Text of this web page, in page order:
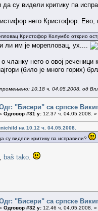
су видели критику па
него Кристофор. Ево,
Кристофор Колумбо открио
ли им је морепловац, ух....
чланку него о овој
(било је много горих)
10.18 ч. 04.05.2008. од
"Бисери" са српске
Одговор #31 у: 12.37 ч. 04.05.2008. »
на 10.12 ч. 04.05.2008.
су видели критику па исправили?
baš tako
"Бисери" са српске
Одговор #32 у: 12.46 ч. 04.05.2008. »